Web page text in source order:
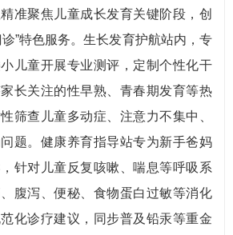
聚焦儿童成长发育关键阶段，创
”特色服务。生长发育护航站内，专
儿童开展专业测评，定制个性化干
长关注的性早熟、青春期发育等热
筛查儿童多动症、注意力不集中、
题。健康养育指导站专为新手爸妈
针对儿童反复咳嗽、喘息等呼吸系
腹泻、便秘、食物蛋白过敏等消化
化诊疗建议，同步普及铅汞等重金